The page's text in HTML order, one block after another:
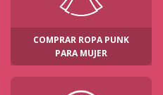
COMPRAR ROPA PUNK
PARA MUJER